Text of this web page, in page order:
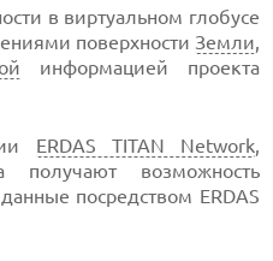
в виртуальном глобусе
поверхности Земли,
информацией проекта
ERDAS TITAN Network,
получают возможность
посредством ERDAS